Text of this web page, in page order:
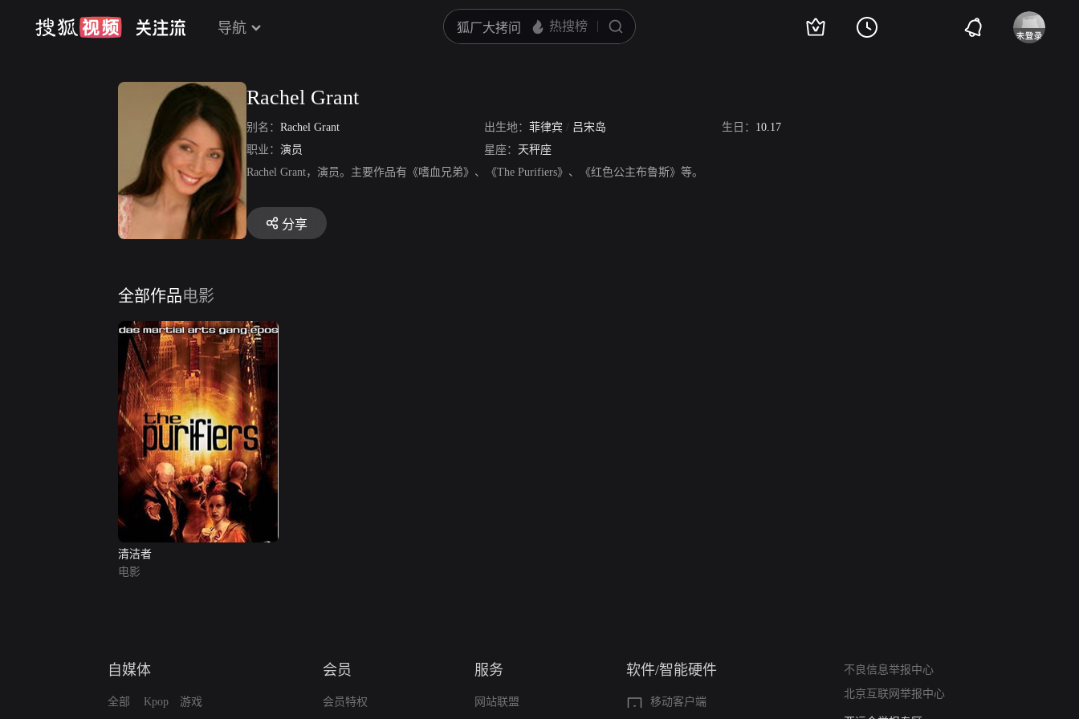
导航
Rachel Grant
别名： Rachel Grant 出生地： 菲律宾 / 吕宋岛 生日： 10.17
职业： 演员 星座： 天秤座
Rachel Grant，演员。主要作品有《嗜血兄弟》、《The Purifiers》、《红色公主布鲁斯》等。
分享
全部作品电影
清洁者
电影
自媒体
全部 Kpop 游戏
会员
会员特权
服务
网站联盟
软件/智能硬件
移动客户端
不良信息举报中心
北京互联网举报中心
算法推荐专项举报